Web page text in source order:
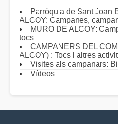
Parròquia de Sant Joan
ALCOY: Campanes,
MURO DE ALCOY:
tocs
CAMPANERS DEL
ALCOY) : Tocs i altres
Visites als campanars:
Vídeos